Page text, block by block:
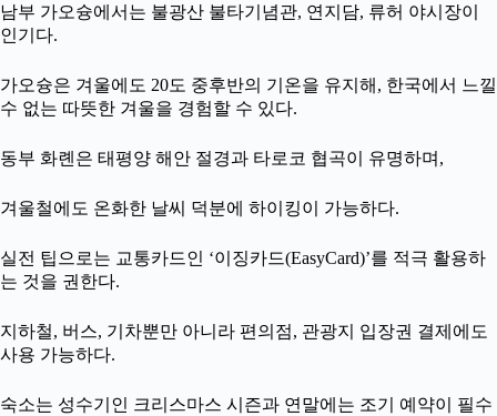
남부 가오슝에서는 불광산 불타기념관, 연지담, 류허 야시장이
인기다.
가오슝은 겨울에도 20도 중후반의 기온을 유지해, 한국에서 느낄
수 없는 따뜻한 겨울을 경험할 수 있다.
동부 화롄은 태평양 해안 절경과 타로코 협곡이 유명하며,
겨울철에도 온화한 날씨 덕분에 하이킹이 가능하다.
실전 팁으로는 교통카드인 ‘이징카드(EasyCard)’를 적극 활용하
는 것을 권한다.
지하철, 버스, 기차뿐만 아니라 편의점, 관광지 입장권 결제에도
사용 가능하다.
숙소는 성수기인 크리스마스 시즌과 연말에는 조기 예약이 필수